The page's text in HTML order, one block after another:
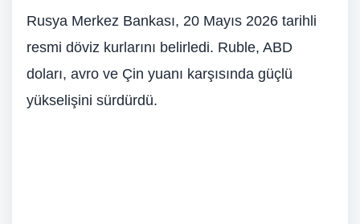
Rusya Merkez Bankası, 20 Mayıs 2026 tarihli
resmi döviz kurlarını belirledi. Ruble, ABD
doları, avro ve Çin yuanı karşısında güçlü
yükselişini sürdürdü.